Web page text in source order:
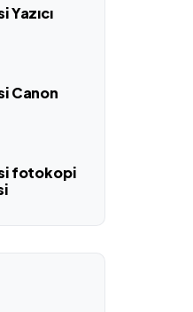
Canon
fotokopi